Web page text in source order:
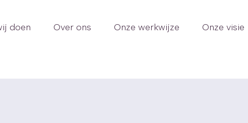
doen Over ons Onze werkwijze Onze visie